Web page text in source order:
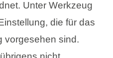
Unter Werkzeug
die für das
vorgesehen sind.